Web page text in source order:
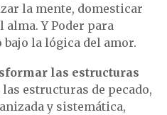
la mente, domesticar
alma. Y Poder para
la lógica del amor.
las estructuras
las estructuras de pecado,
y sistemática,